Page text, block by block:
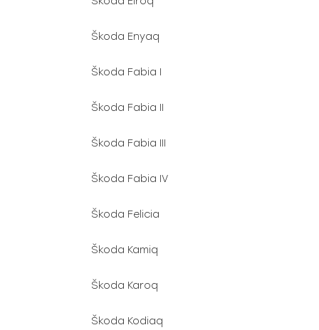
Škoda Enyaq
Škoda Fabia I
Škoda Fabia II
Škoda Fabia III
Škoda Fabia IV
Škoda Felicia
Škoda Kamiq
Škoda Karoq
Škoda Kodiaq